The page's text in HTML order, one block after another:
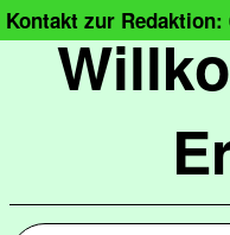
Kontakt zur Redaktion: